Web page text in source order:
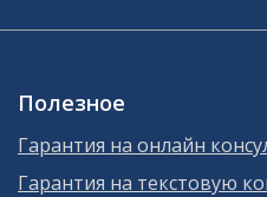
Полезное
Гарантия на онлайн
Гарантия на текстовую